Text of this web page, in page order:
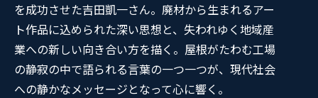
を成功させた吉田凱一さん。廃材から生まれるアー
ト作品に込められた深い思想と、失われゆく地域産
業への新しい向き合い方を描く。屋根がたわむ工場
の静寂の中で語られる言葉の一つ一つが、現代社会
への静かなメッセージとなって心に響く。